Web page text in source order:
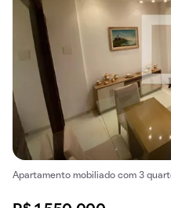
Apartamento mobiliado com 3